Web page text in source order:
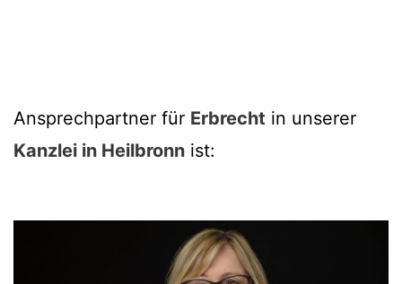
Ansprechpartner für Erbrecht in unserer
Kanzlei in Heilbronn ist: